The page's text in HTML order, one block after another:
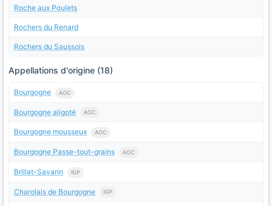
Roche aux Poulets
Rochers du Renard
Rochers du Saussois
Appellations d'origine (18)
Bourgogne AOC
Bourgogne aligoté AOC
Bourgogne mousseux AOC
Bourgogne Passe-tout-grains AOC
Brillat-Savarin IGP
Charolais de Bourgogne IGP